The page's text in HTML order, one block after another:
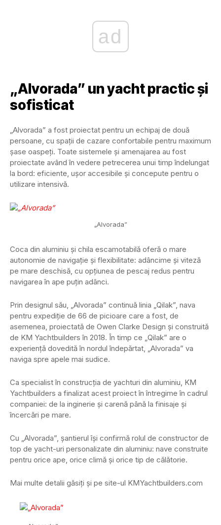
ad
„Alvorada” un yacht practic și
sofisticat
„Alvorada” a fost proiectat pentru un echipaj de două
persoane, cu spații de cazare confortabile pentru maximum
șase oaspeți. Toate sistemele și amenajarea au fost
proiectate având în vedere petrecerea unui timp îndelungat
la bord: eficiente, ușor accesibile și concepute pentru o
utilizare intensivă.
„Alvorada”
Coca din aluminiu și chila escamotabilă oferă o mare
autonomie de navigație și flexibilitate: adâncime și viteză
pe mare deschisă, cu opțiunea de pescaj redus pentru
navigarea în ape puțin adânci.
Prin designul său, „Alvorada” continuă linia „Qilak”, nava
pentru expediție de 66 de picioare care a fost, de
asemenea, proiectată de Owen Clarke Design și construită
de KM Yachtbuilders în 2018. În timp ce „Qilak” are o
experiență dovedită în nordul îndepărtat, „Alvorada” va
naviga spre apele mai sudice.
Ca specialist în construcția de yachturi din aluminiu, KM
Yachtbuilders a finalizat acest proiect în întregime în cadrul
companiei: de la inginerie și carenă până la finisaje și
încercări pe mare.
Cu „Alvorada”, șantierul își confirmă rolul de constructor de
top de yacht-uri personalizate din aluminiu: nave construite
pentru orice ape, orice climă și orice tip de călătorie.
Mai multe detalii găsiți și pe site-ul KMYachtbuilders.com